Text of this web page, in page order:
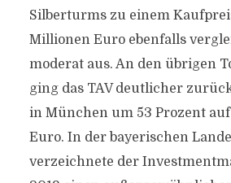
Silberturms zu einem
Millionen Euro ebenfalls
moderat aus. An den übrigen
ging das TAV deutlicher
in München um 53 Prozent
Euro. In der bayerischen
verzeichnete der